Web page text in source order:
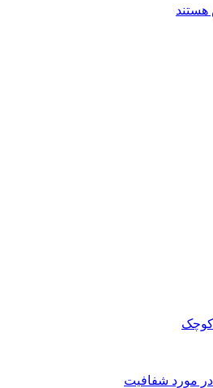
هستند
مورد شفافیت